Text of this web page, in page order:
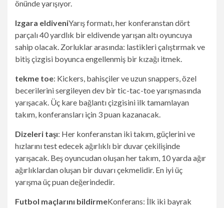
önünde yarışıyor.
Izgara eldiveniYarış formatı, her konferanstan dört
parçalı 40 yardlık bir eldivende yarışan altı oyuncuya
sahip olacak. Zorluklar arasında: lastikleri çalıştırmak ve
bitiş çizgisi boyunca engellenmiş bir kızağı itmek.
tekme toe: Kickers, bahisçiler ve uzun snappers, özel
becerilerini sergileyen dev bir tic-tac-toe yarışmasında
yarışacak. Üç kare bağlantı çizgisini ilk tamamlayan
takım, konferansları için 3 puan kazanacak.
Dizeleri taşı: Her konferanstan iki takım, güçlerini ve
hızlarını test edecek ağırlıklı bir duvar çekilişinde
yarışacak. Beş oyuncudan oluşan her takım, 10 yarda ağır
ağırlıklardan oluşan bir duvarı çekmelidir. En iyi üç
yarışma üç puan değerindedir.
Futbol maçlarını bildirmeKonferans: İlk iki bayrak